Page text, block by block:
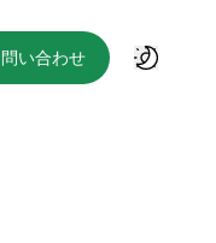
い合わせ